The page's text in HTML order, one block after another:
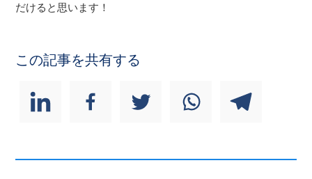
だけると思います！
この記事を共有する